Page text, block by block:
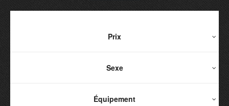
Prix
Sexe
Équipement